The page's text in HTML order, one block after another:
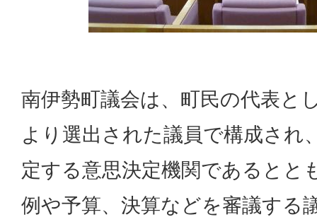
南伊勢町議会は、町民の代表と
より選出された議員で構成され
定する意思決定機関であるとと
例や予算、決算などを審議する